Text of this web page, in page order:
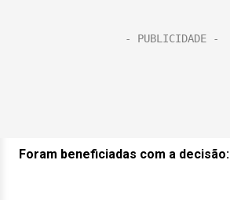
Foram beneficiadas com a decisão: